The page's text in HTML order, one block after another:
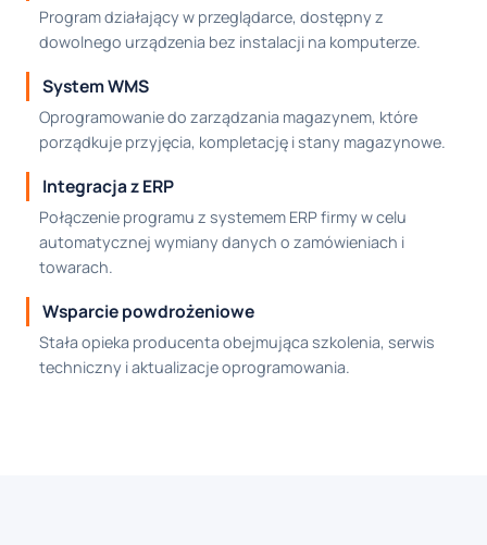
Program działający w przeglądarce, dostępny z
dowolnego urządzenia bez instalacji na komputerze.
System WMS
Oprogramowanie do zarządzania magazynem, które
porządkuje przyjęcia, kompletację i stany magazynowe.
Integracja z ERP
Połączenie programu z systemem ERP firmy w celu
automatycznej wymiany danych o zamówieniach i
towarach.
Wsparcie powdrożeniowe
Stała opieka producenta obejmująca szkolenia, serwis
techniczny i aktualizacje oprogramowania.